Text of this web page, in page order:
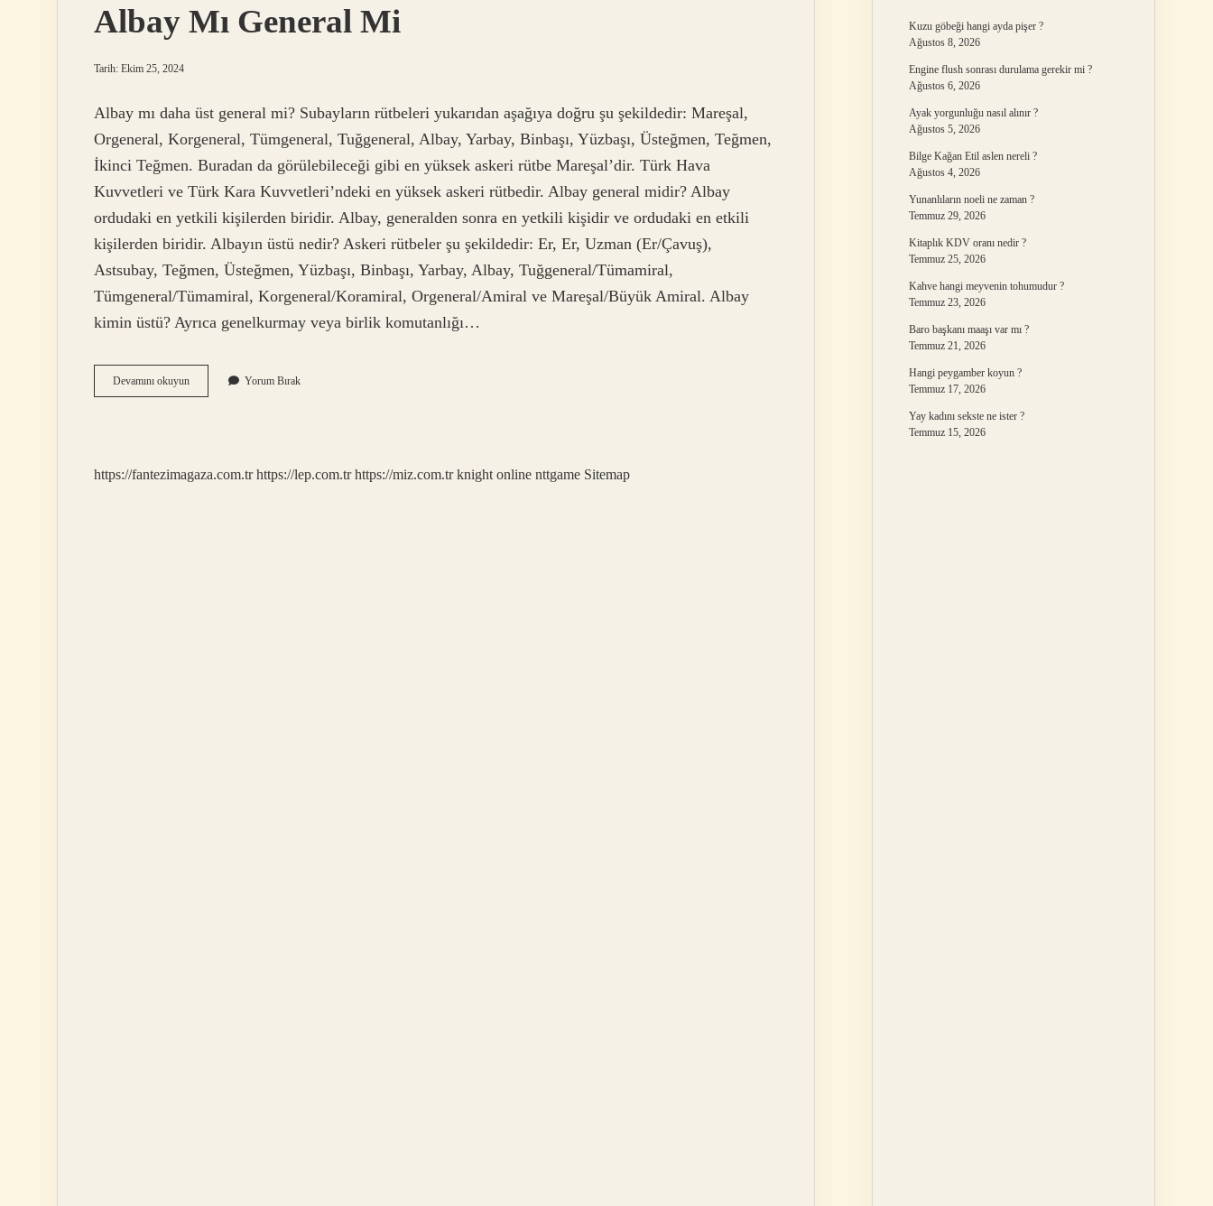
Albay Mı General Mi
Tarih: Ekim 25, 2024
Albay mı daha üst general mi? Subayların rütbeleri yukarıdan aşağıya doğru şu şekildedir: Mareşal,
Orgeneral, Korgeneral, Tümgeneral, Tuğgeneral, Albay, Yarbay, Binbaşı, Yüzbaşı, Üsteğmen, Teğmen,
İkinci Teğmen. Buradan da görülebileceği gibi en yüksek askeri rütbe Mareşal’dir. Türk Hava
Kuvvetleri ve Türk Kara Kuvvetleri’ndeki en yüksek askeri rütbedir. Albay general midir? Albay
ordudaki en yetkili kişilerden biridir. Albay, generalden sonra en yetkili kişidir ve ordudaki en etkili
kişilerden biridir. Albayın üstü nedir? Askeri rütbeler şu şekildedir: Er, Er, Uzman (Er/Çavuş),
Astsubay, Teğmen, Üsteğmen, Yüzbaşı, Binbaşı, Yarbay, Albay, Tuğgeneral/Tümamiral,
Tümgeneral/Tümamiral, Korgeneral/Koramiral, Orgeneral/Amiral ve Mareşal/Büyük Amiral. Albay
kimin üstü? Ayrıca genelkurmay veya birlik komutanlığı…
Devamını okuyunAlbay
Mı
Yorum Bırak
https://fantezimagaza.com.tr https://lep.com.tr https://miz.com.tr knight online nttgame Sitemap
Kuzu göbeği hangi ayda pişer ?
Ağustos 8, 2026
Engine flush sonrası durulama gerekir mi ?
Ağustos 6, 2026
Ayak yorgunluğu nasıl alınır ?
Ağustos 5, 2026
Bilge Kağan Etil aslen nereli ?
Ağustos 4, 2026
Yunanlıların noeli ne zaman ?
Temmuz 29, 2026
Kitaplık KDV oranı nedir ?
Temmuz 25, 2026
Kahve hangi meyvenin tohumudur ?
Temmuz 23, 2026
Baro başkanı maaşı var mı ?
Temmuz 21, 2026
Hangi peygamber koyun ?
Temmuz 17, 2026
Yay kadını sekste ne ister ?
Temmuz 15, 2026